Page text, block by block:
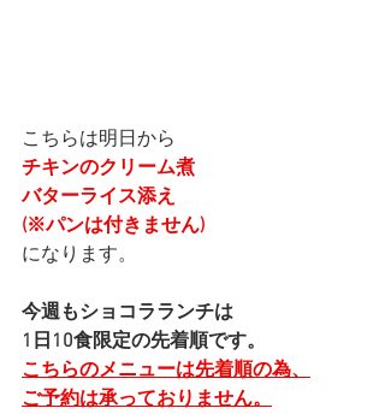
こちらは明日から
チキンのクリーム煮
バターライス添え
(※パンは付きません)
になります。
今週もショコラランチは
1日10食限定の先着順です。
こちらのメニューは先着順の為、
ご予約は承っておりません。